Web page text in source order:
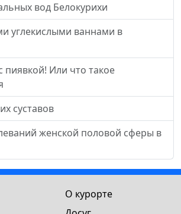
вод Белокурихи
углекислыми ваннами в
пиявкой! Или что такое
суставов
женской половой сферы в
О курорте